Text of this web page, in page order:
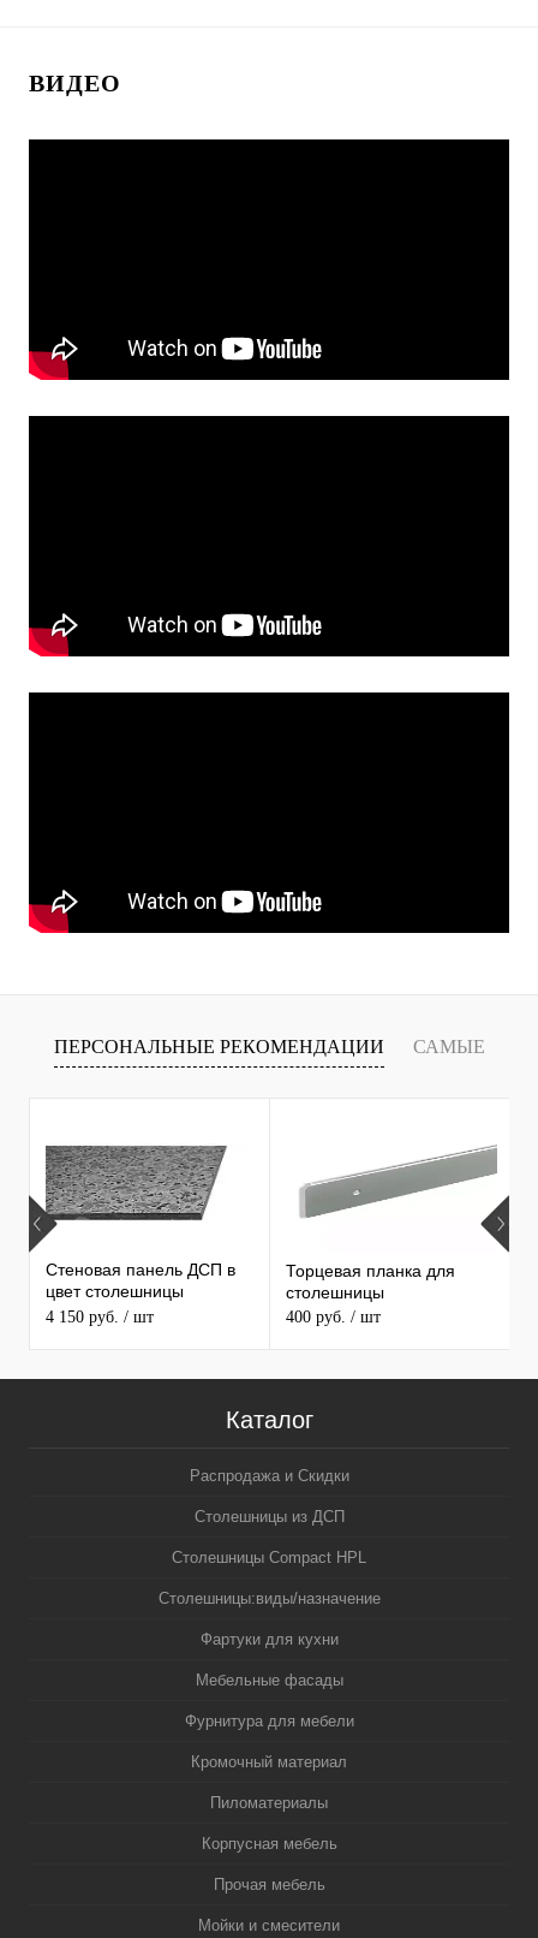
ВИДЕО
ПЕРСОНАЛЬНЫЕ РЕКОМЕНДАЦИИ САМЫЕ
ПРОДАВАЕМЫЕ ТОВАРЫ
Стеновая панель ДСП в
цвет столешницы
MAERSS
4 150 руб. / шт
Торцевая планка для
столешницы
400 руб. / шт
Каталог
Распродажа и Скидки
Столешницы из ДСП
Столешницы Compact HPL
Столешницы:виды/назначение
Фартуки для кухни
Мебельные фасады
Фурнитура для мебели
Кромочный материал
Пиломатериалы
Корпусная мебель
Прочая мебель
Мойки и смесители